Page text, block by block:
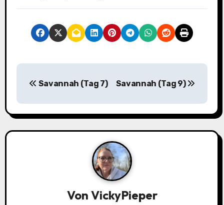
B
i
t
Savannah (Tag 7) Savannah (Tag 9)
Von VickyPieper